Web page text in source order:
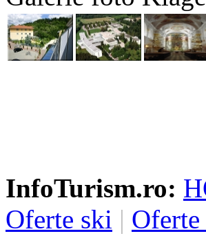
InfoTurism.ro:
Oferte ski |